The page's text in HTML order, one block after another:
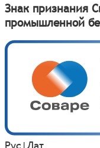
Знак признания
промышленной
Рус|Лат